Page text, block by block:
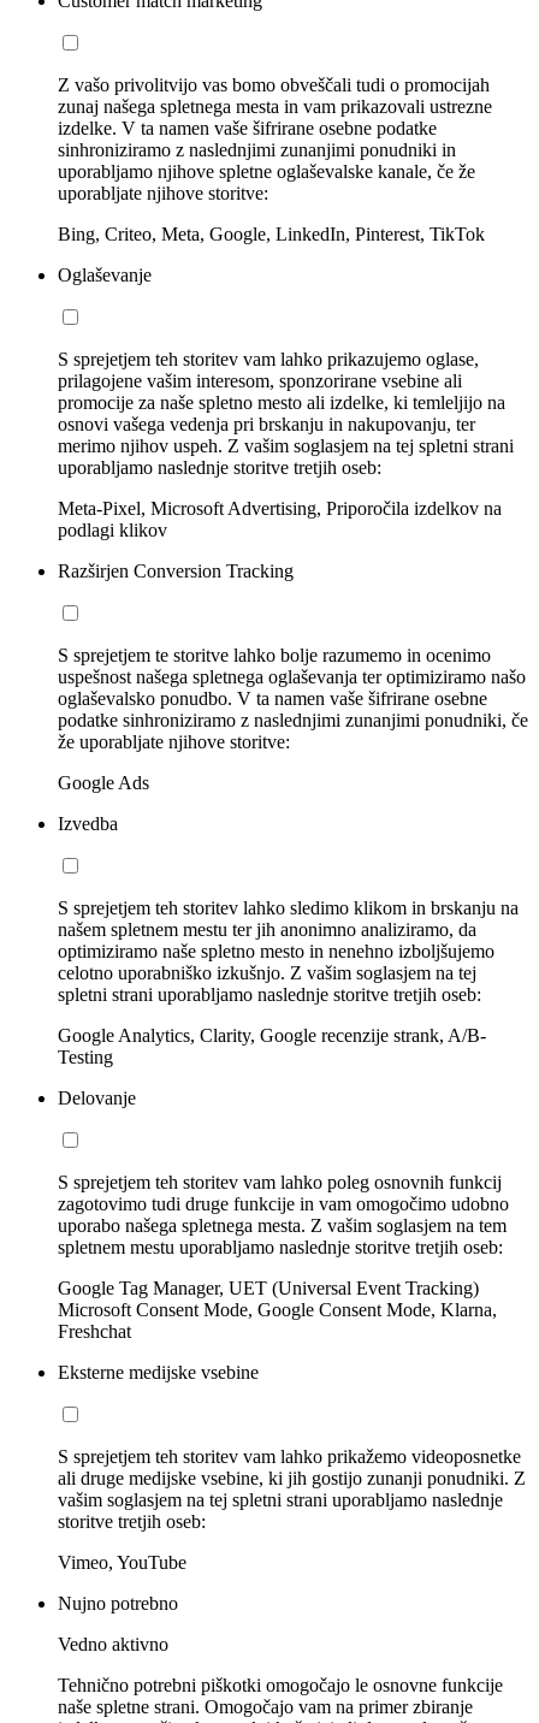
Z vašo privolitvijo vas bomo obveščali tudi o promocijah
zunaj našega spletnega mesta in vam prikazovali ustrezne
izdelke. V ta namen vaše šifrirane osebne podatke
sinhroniziramo z naslednjimi zunanjimi ponudniki in
uporabljamo njihove spletne oglaševalske kanale, če že
uporabljate njihove storitve:
Bing, Criteo, Meta, Google, LinkedIn, Pinterest, TikTok
Oglaševanje
S sprejetjem teh storitev vam lahko prikazujemo oglase,
prilagojene vašim interesom, sponzorirane vsebine ali
promocije za naše spletno mesto ali izdelke, ki temleljijo na
osnovi vašega vedenja pri brskanju in nakupovanju, ter
merimo njihov uspeh. Z vašim soglasjem na tej spletni strani
uporabljamo naslednje storitve tretjih oseb:
Meta-Pixel, Microsoft Advertising, Priporočila izdelkov na
podlagi klikov
Razširjen Conversion Tracking
S sprejetjem te storitve lahko bolje razumemo in ocenimo
uspešnost našega spletnega oglaševanja ter optimiziramo našo
oglaševalsko ponudbo. V ta namen vaše šifrirane osebne
podatke sinhroniziramo z naslednjimi zunanjimi ponudniki, če
že uporabljate njihove storitve:
Google Ads
Izvedba
S sprejetjem teh storitev lahko sledimo klikom in brskanju na
našem spletnem mestu ter jih anonimno analiziramo, da
optimiziramo naše spletno mesto in nenehno izboljšujemo
celotno uporabniško izkušnjo. Z vašim soglasjem na tej
spletni strani uporabljamo naslednje storitve tretjih oseb:
Google Analytics, Clarity, Google recenzije strank, A/B-
Testing
Delovanje
S sprejetjem teh storitev vam lahko poleg osnovnih funkcij
zagotovimo tudi druge funkcije in vam omogočimo udobno
uporabo našega spletnega mesta. Z vašim soglasjem na tem
spletnem mestu uporabljamo naslednje storitve tretjih oseb:
Google Tag Manager, UET (Universal Event Tracking)
Microsoft Consent Mode, Google Consent Mode, Klarna,
Freshchat
Eksterne medijske vsebine
S sprejetjem teh storitev vam lahko prikažemo videoposnetke
ali druge medijske vsebine, ki jih gostijo zunanji ponudniki. Z
vašim soglasjem na tej spletni strani uporabljamo naslednje
storitve tretjih oseb:
Vimeo, YouTube
Nujno potrebno
Vedno aktivno
Tehnično potrebni piškotki omogočajo le osnovne funkcije
naše spletne strani. Omogočajo vam na primer zbiranje